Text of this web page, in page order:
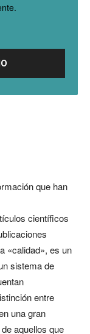
que han
científicos
«calidad», es un
sistema de
entre
una gran
aquellos que